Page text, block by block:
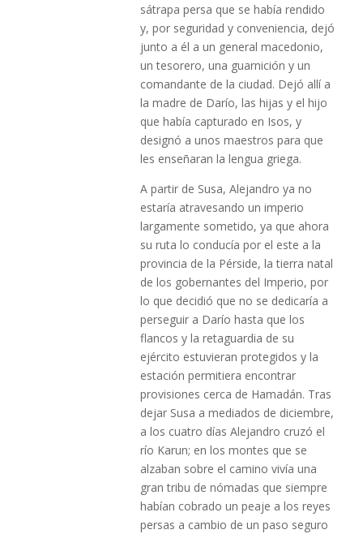
sátrapa persa que se había rendido
y, por seguridad y conveniencia, dejó
junto a él a un general macedonio,
un tesorero, una guarnición y un
comandante de la ciudad. Dejó allí a
la madre de Darío, las hijas y el hijo
que había capturado en Isos, y
designó a unos maestros para que
les enseñaran la lengua griega.
A partir de Susa, Alejandro ya no
estaría atravesando un imperio
largamente sometido, ya que ahora
su ruta lo conducía por el este a la
provincia de la Pérside, la tierra natal
de los gobernantes del Imperio, por
lo que decidió que no se dedicaría a
perseguir a Darío hasta que los
flancos y la retaguardia de su
ejército estuvieran protegidos y la
estación permitiera encontrar
provisiones cerca de Hamadán. Tras
dejar Susa a mediados de diciembre,
a los cuatro días Alejandro cruzó el
río Karun; en los montes que se
alzaban sobre el camino vivía una
gran tribu de nómadas que siempre
habían cobrado un peaje a los reyes
persas a cambio de un paso seguro